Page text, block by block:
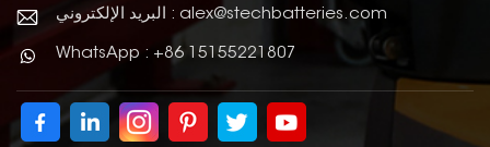
البريد الإلكتروني : alex@stechbatteries.com
WhatsApp : +86 15155221807